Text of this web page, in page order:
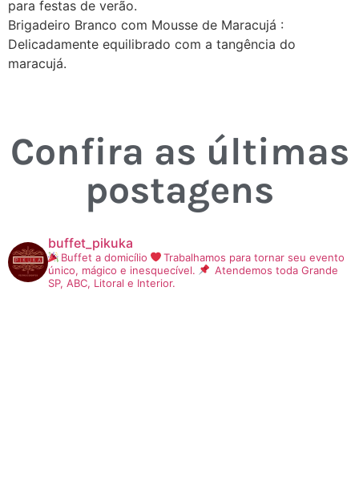
para festas de verão.
Brigadeiro Branco com Mousse de Maracujá :
Delicadamente equilibrado com a tangência do
maracujá.
Confira as últimas
postagens
buffet_pikuka
Buffet a domicílio
Trabalhamos para tornar seu evento
único, mágico e inesquecível.
Atendemos toda Grande
SP, ABC, Litoral e Interior.